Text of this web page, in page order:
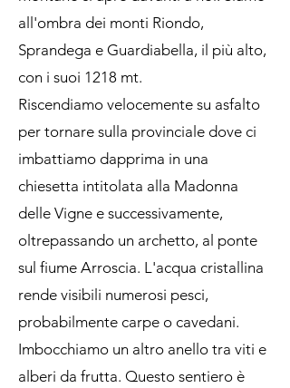
all'ombra dei monti Riondo,
Sprandega e Guardiabella, il più alto,
con i suoi 1218 mt.
Riscendiamo velocemente su asfalto
per tornare sulla provinciale dove ci
imbattiamo dapprima in una
chiesetta intitolata alla Madonna
delle Vigne e successivamente,
oltrepassando un archetto, al ponte
sul fiume Arroscia. L'acqua cristallina
rende visibili numerosi pesci,
probabilmente carpe o cavedani.
Imbocchiamo un altro anello tra viti e
alberi da frutta. Questo sentiero è